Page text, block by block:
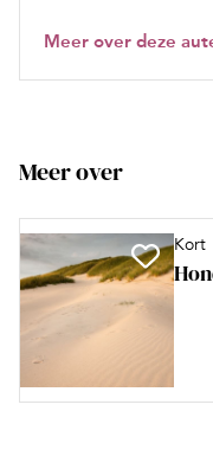
Meer over deze
Meer over
Kort